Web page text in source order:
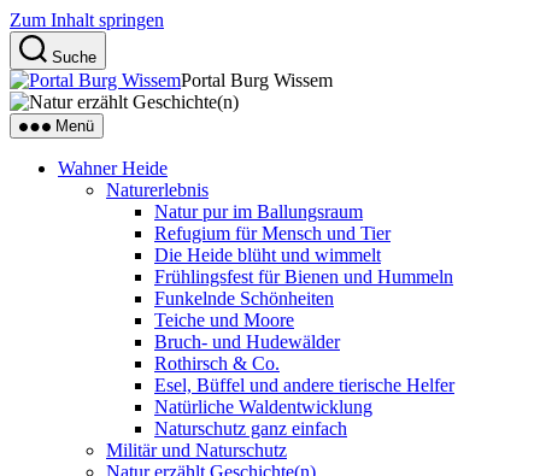
Zum Inhalt springen
Suche
Portal Burg Wissem
Menü
Wahner Heide
Naturerlebnis
Natur pur im Ballungsraum
Refugium für Mensch und Tier
Die Heide blüht und wimmelt
Frühlingsfest für Bienen und Hummeln
Funkelnde Schönheiten
Teiche und Moore
Bruch- und Hudewälder
Rothirsch & Co.
Esel, Büffel und andere tierische Helfer
Natürliche Waldentwicklung
Naturschutz ganz einfach
Militär und Naturschutz
Natur erzählt Geschichte(n)